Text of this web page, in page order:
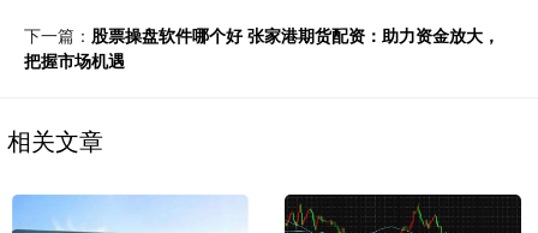
下一篇： 股票操盘软件哪个好 张家港期货配资：助力资金放大，
把握市场机遇
相关文章